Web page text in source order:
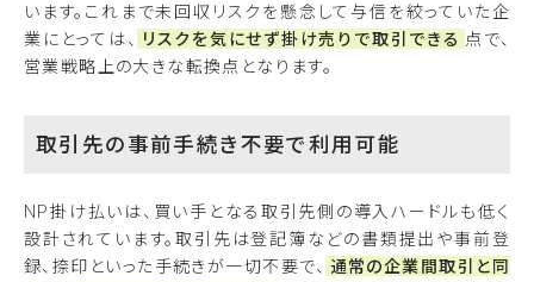
います。これまで未回収リスクを懸念して与信を絞っていた企
業にとっては、 リスクを気にせず掛け売りで取引できる 点で、
営業戦略上の大きな転換点となります。
取引先の事前手続き不要で利用可能
NP掛け払いは、買い手となる取引先側の導入ハードルも低く
設計されています。取引先は登記簿などの書類提出や事前登
録、捺印といった手続きが一切不要で、 通常の企業間取引と同